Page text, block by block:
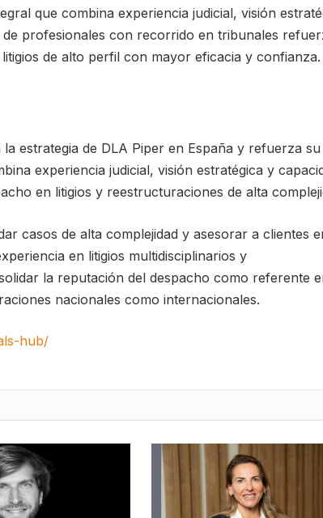
que combina experiencia judicial, visión
profesionales con recorrido en tribunales
de alto perfil con mayor eficacia y confianza.
estrategia de DLA Piper en España y refuerza su
experiencia judicial, visión estratégica y
en litigios y reestructuraciones de alta
casos de alta complejidad y asesorar a clientes
en litigios multidisciplinarios y
la reputación del despacho como referente
nacionales como internacionales.
hub/